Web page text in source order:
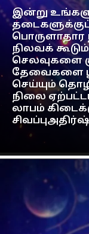
இன்று
தடைகளுக்குப்
பொருளாதார
நிலவக்
செலவுகளை
தேவைகளை
செய்யும்
நிலை
லாபம்